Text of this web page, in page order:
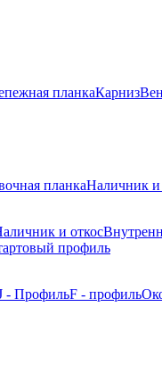
планкаКарниз
планкаНаличник и
и откос
профиль
- ПрофильF - профиль